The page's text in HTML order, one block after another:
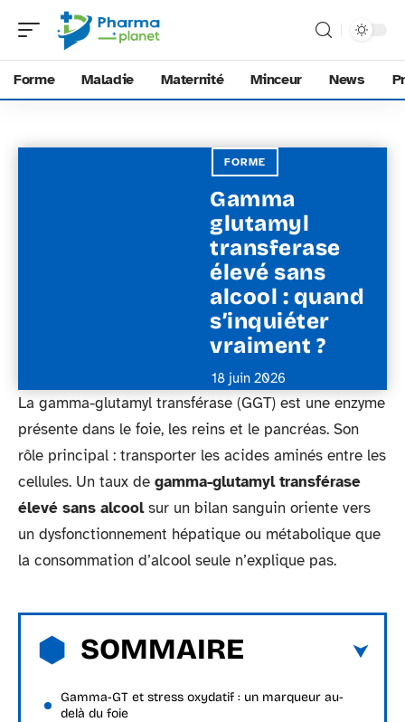
Forme Maladie Maternité Minceur News
FORME
Gamma
glutamyl
transferase
élevé sans
alcool : quand
s’inquiéter
vraiment ?
18 juin 2026
La gamma-glutamyl transférase (GGT) est une enzyme
présente dans le foie, les reins et le pancréas. Son
rôle principal : transporter les acides aminés entre les
cellules. Un taux de gamma-glutamyl transférase
élevé sans alcoolsur un bilan sanguin oriente vers
un dysfonctionnement hépatique ou métabolique que
la consommation d’alcool seule n’explique pas.
SOMMAIRE
Gamma-GT et stress oxydatif : un marqueur au-
delà du foie